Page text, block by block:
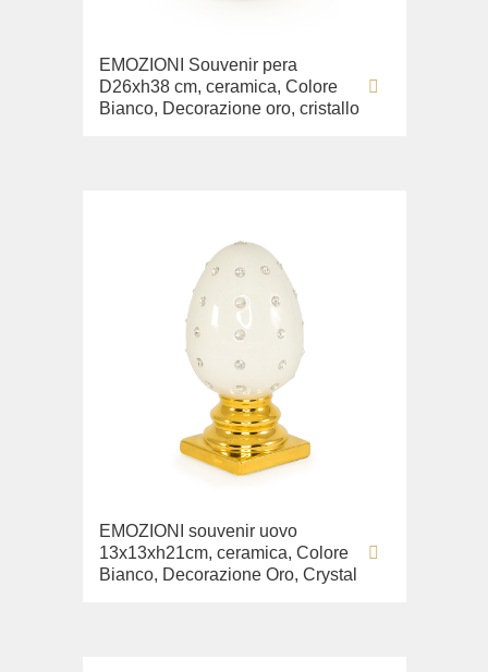
EMOZIONI Souvenir pera
D26xh38 cm, ceramica, Colore
Bianco, Decorazione oro, cristallo
EMOZIONI souvenir uovo
13x13xh21cm, ceramica, Colore
Bianco, Decorazione Oro, Crystal